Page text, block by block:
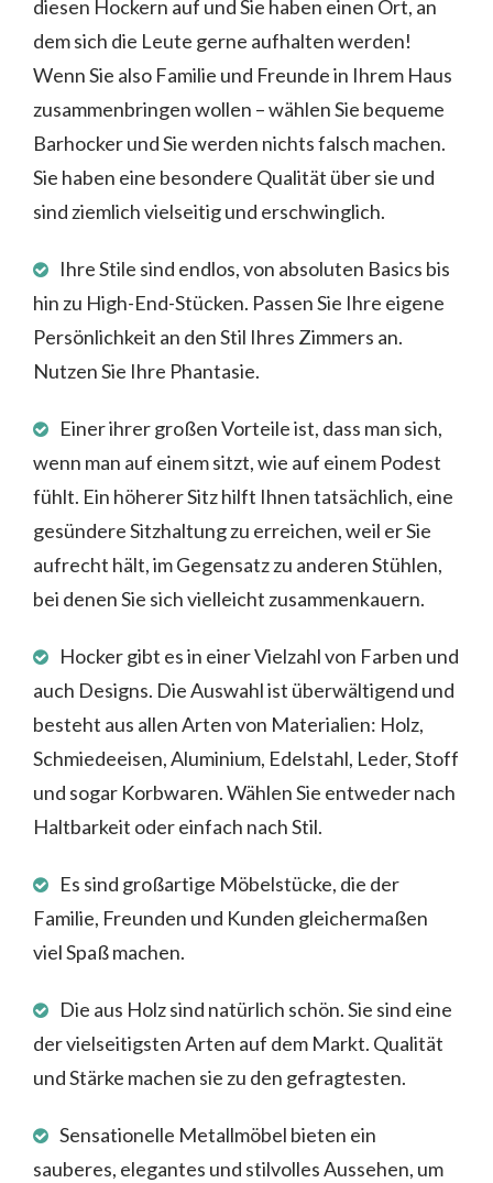
diesen Hockern auf und Sie haben einen Ort, an
dem sich die Leute gerne aufhalten werden!
Wenn Sie also Familie und Freunde in Ihrem Haus
zusammenbringen wollen – wählen Sie bequeme
Barhocker und Sie werden nichts falsch machen.
Sie haben eine besondere Qualität über sie und
sind ziemlich vielseitig und erschwinglich.
Ihre Stile sind endlos, von absoluten Basics bis
hin zu High-End-Stücken. Passen Sie Ihre eigene
Persönlichkeit an den Stil Ihres Zimmers an.
Nutzen Sie Ihre Phantasie.
Einer ihrer großen Vorteile ist, dass man sich,
wenn man auf einem sitzt, wie auf einem Podest
fühlt. Ein höherer Sitz hilft Ihnen tatsächlich, eine
gesündere Sitzhaltung zu erreichen, weil er Sie
aufrecht hält, im Gegensatz zu anderen Stühlen,
bei denen Sie sich vielleicht zusammenkauern.
Hocker gibt es in einer Vielzahl von Farben und
auch Designs. Die Auswahl ist überwältigend und
besteht aus allen Arten von Materialien: Holz,
Schmiedeeisen, Aluminium, Edelstahl, Leder, Stoff
und sogar Korbwaren. Wählen Sie entweder nach
Haltbarkeit oder einfach nach Stil.
Es sind großartige Möbelstücke, die der
Familie, Freunden und Kunden gleichermaßen
viel Spaß machen.
Die aus Holz sind natürlich schön. Sie sind eine
der vielseitigsten Arten auf dem Markt. Qualität
und Stärke machen sie zu den gefragtesten.
Sensationelle Metallmöbel bieten ein
sauberes, elegantes und stilvolles Aussehen, um